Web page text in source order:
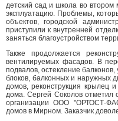
детский сад и школа во втором
эксплуатацию. Проблемы,
объектов, городской
приступили к внутренней
заняться благоустройством
Также продолжается
вентилируемых фасадов. В
подвалов, остекление
блоков, балконных и наружных
домов, реконструкция крылец
дома. Сергей Соколов отметил
организации ООО "ОРТОСТ-
домов в Мирном. Заказчик